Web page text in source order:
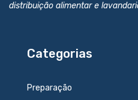
distribuição alimentar e
Categorias
Preparação